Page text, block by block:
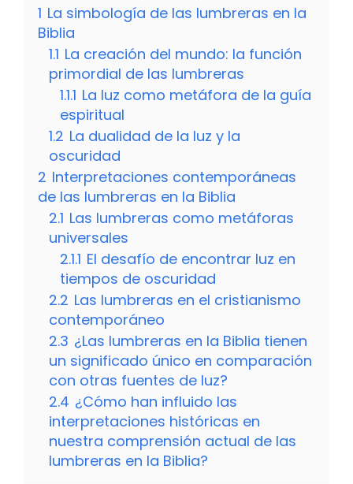
1 La simbología de las lumbreras en la
Biblia
1.1 La creación del mundo: la función
primordial de las lumbreras
1.1.1 La luz como metáfora de la guía
espiritual
1.2 La dualidad de la luz y la
oscuridad
2 Interpretaciones contemporáneas
de las lumbreras en la Biblia
2.1 Las lumbreras como metáforas
universales
2.1.1 El desafío de encontrar luz en
tiempos de oscuridad
2.2 Las lumbreras en el cristianismo
contemporáneo
2.3 ¿Las lumbreras en la Biblia tienen
un significado único en comparación
con otras fuentes de luz?
2.4 ¿Cómo han influido las
interpretaciones históricas en
nuestra comprensión actual de las
lumbreras en la Biblia?